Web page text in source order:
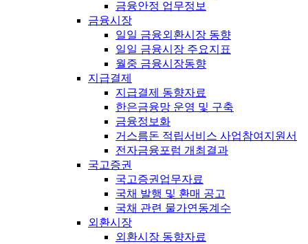
금융안정 업무정보
금융시장
일일 금융외환시장 동향
일일 금융시장 주요지표
월중 금융시장동향
지급결제
지급결제 동향자료
한은금융망 운영 및 구축
금융정보화
거스름돈 적립서비스 사업참여지원서
전자금융포럼 개최결과
국고증권
국고증권업무자료
국채 발행 및 환매 공고
국채 관련 물가연동계수
외환시장
외환시장 동향자료